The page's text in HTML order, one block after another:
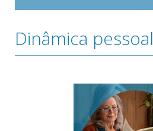
Dinâmica pessoal